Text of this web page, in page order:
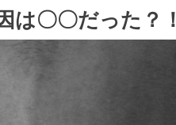
は〇〇だった？！